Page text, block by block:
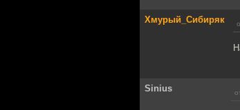
Хмурый_Сибиряк
Sinius